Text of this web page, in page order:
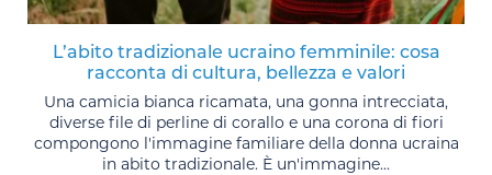
L’abito tradizionale ucraino femminile: cosa
racconta di cultura, bellezza e valori
Una camicia bianca ricamata, una gonna intrecciata,
diverse file di perline di corallo e una corona di fiori
compongono l'immagine familiare della donna ucraina
in abito tradizionale. È un'immagine...